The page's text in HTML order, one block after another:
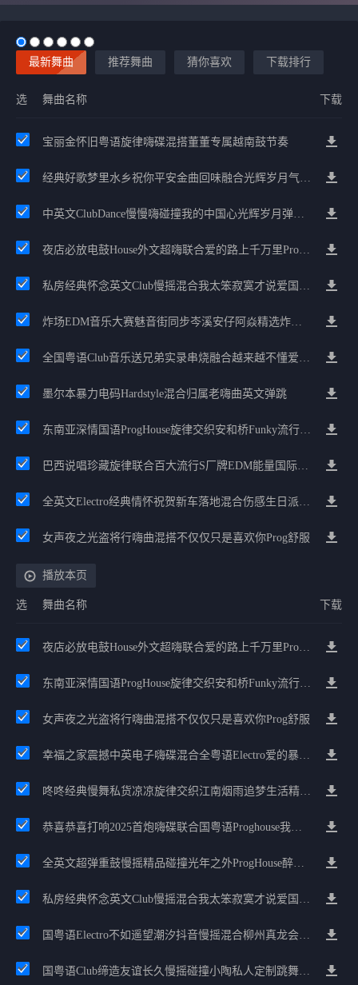
最新舞曲 推荐舞曲 猜你喜欢 下载排行
选 舞曲名称 下载
宝丽金怀旧粤语旋律嗨碟混搭董董专属越南鼓节奏
经典好歌梦里水乡祝你平安金曲回味融合光辉岁月气氛中文兄弟串烧
中英文ClubDance慢慢嗨碰撞我的中国心光辉岁月弹鼓车载
夜店必放电鼓House外文超嗨联合爱的路上千万里Prog包房漫步上头
私房经典怀念英文Club慢摇混合我太笨寂寞才说爱国语Electro跳舞大碟
炸场EDM音乐大赛魅音街同步岑溪安仔阿焱精选炸场歌路串烧
全国粤语Club音乐送兄弟实录串烧融合越来越不懂爱的哲学遗憾专辑
墨尔本暴力电码Hardstyle混合归属老嗨曲英文弹跳
东南亚深情国语ProgHouse旋律交织安和桥Funky流行情怀串烧
巴西说唱珍藏旋律联合百大流行S厂牌EDM能量国际电音串烧
全英文Electro经典情怀祝贺新车落地混合伤感生日派对中文Club串烧
女声夜之光盗将行嗨曲混搭不仅仅只是喜欢你Prog舒服
播放本页
选 舞曲名称 下载
夜店必放电鼓House外文超嗨联合爱的路上千万里Prog包房漫步上头
东南亚深情国语ProgHouse旋律交织安和桥Funky流行情怀串烧
女声夜之光盗将行嗨曲混搭不仅仅只是喜欢你Prog舒服
幸福之家震撼中英电子嗨碟混合全粤语Electro爱的暴风雨广州雄雄精选
咚咚经典慢舞私货凉凉旋律交织江南烟雨追梦生活精选串烧
恭喜恭喜打响2025首炮嗨碟联合国粤语Proghouse我要怎么说我不爱你
全英文超弹重鼓慢摇精品碰撞光年之外ProgHouse醉美抒情节奏
私房经典怀念英文Club慢摇混合我太笨寂寞才说爱国语Electro跳舞大碟
国粤语Electro不如遥望潮汐抖音慢摇混合柳州真龙会K吧小厅小康混音
国粤语Club缔造友谊长久慢摇碰撞小陶私人定制跳舞大碟